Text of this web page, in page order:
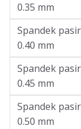
0.35 mm
Spandek
0.40 mm
Spandek
0.45 mm
Spandek
0.50 mm